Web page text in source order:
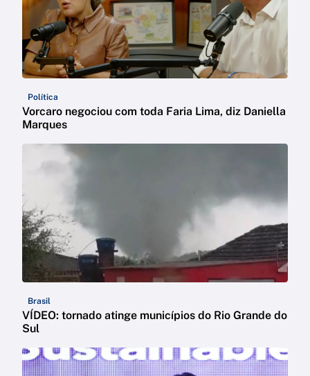
Política
Vorcaro negociou com toda Faria Lima, diz Daniella
Marques
Brasil
VÍDEO: tornado atinge municípios do Rio Grande do
Sul